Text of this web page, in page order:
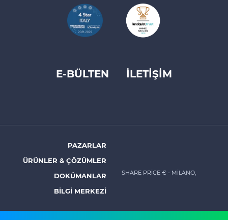
Footer
Prysmian
E-BÜLTEN İLETİŞİM
Footer
menu
PAZARLAR
ÜRÜNLER & ÇÖZÜMLER
DOKÜMANLAR
BILGI MERKEZI
SHARE PRICE € - MILANO,